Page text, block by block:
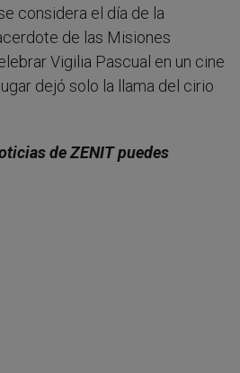
considera el día de la
de las Misiones
Vigilia Pascual en un cine
dejó solo la llama del cirio
de ZENIT puedes